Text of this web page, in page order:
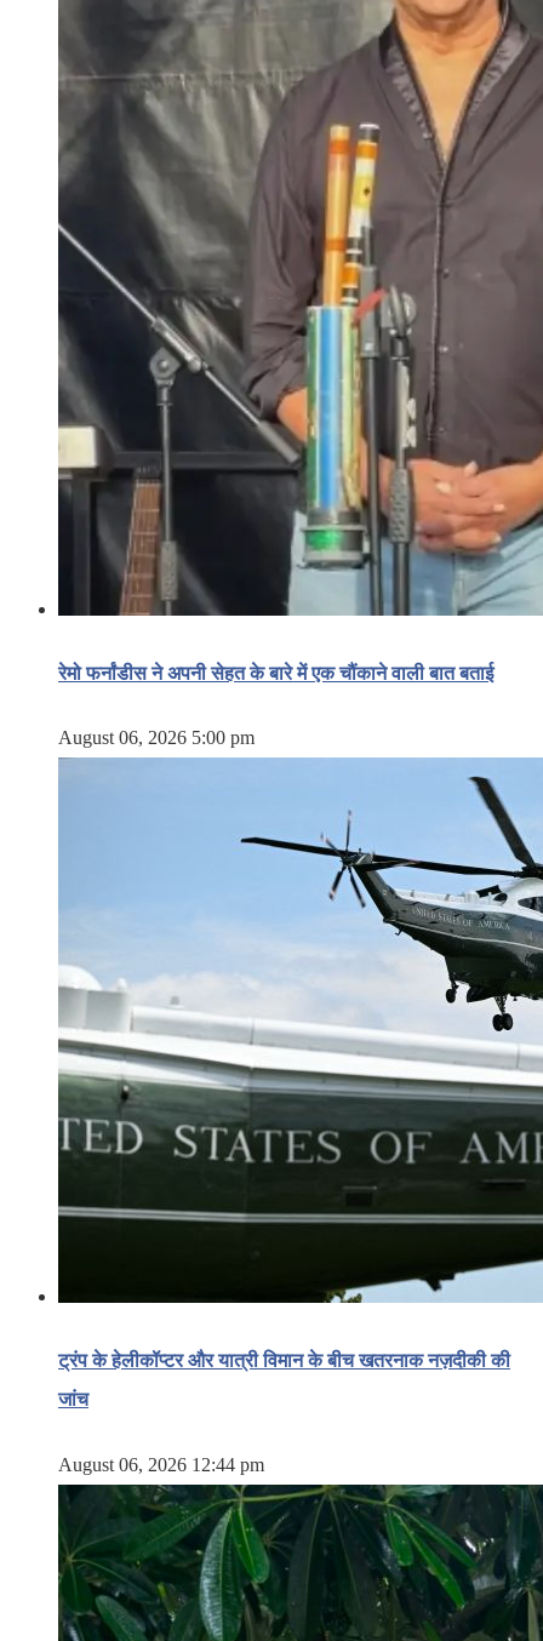
रेमो फर्नांडीस ने अपनी सेहत के बारे में एक चौंकाने वाली बात बताई
August 06, 2026 5:00 pm
ट्रंप के हेलीकॉप्टर और यात्री विमान के बीच खतरनाक नज़दीकी की
जांच
August 06, 2026 12:44 pm